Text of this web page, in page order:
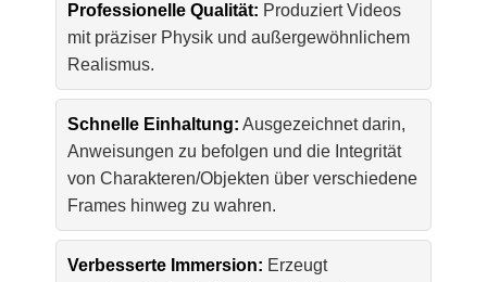
Professionelle Qualität: Produziert Videos
mit präziser Physik und außergewöhnlichem
Realismus.
Schnelle Einhaltung: Ausgezeichnet darin,
Anweisungen zu befolgen und die Integrität
von Charakteren/Objekten über verschiedene
Frames hinweg zu wahren.
Verbesserte Immersion: Erzeugt